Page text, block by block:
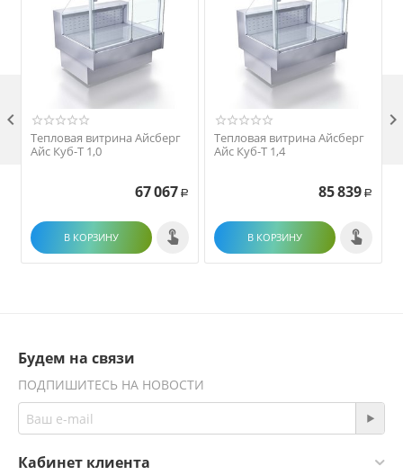
Тепловая витрина Айсберг
Айс Куб-Т 1,0
67 067 Р
В КОРЗИНУ
Тепловая витрина Айсберг
Айс Куб-Т 1,4
85 839 Р
В КОРЗИНУ
 
Будем на связи
ПОДПИШИТЕСЬ НА НОВОСТИ
Кабинет клиента